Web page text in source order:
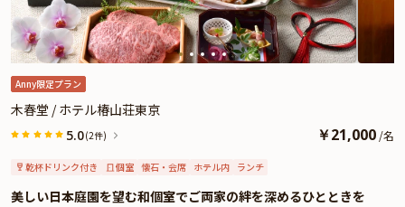
Anny限定プラン
木春堂 / ホテル椿山荘東京
5.0(2件) ￥21,000 /名
乾杯ドリンク付き 個室 懐石・会席 ホテル内 ランチ
美しい日本庭園を望む和個室でご両家の絆を深めるひとときを